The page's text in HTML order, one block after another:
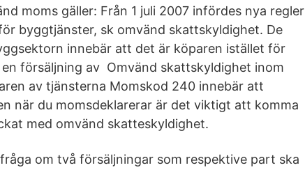
moms gäller: Från 1 juli 2007 infördes nya regler
byggtjänster, sk omvänd skattskyldighet. De
innebär att det är köparen istället för
försäljning av Omvänd skattskyldighet inom
av tjänsterna Momskod 240 innebär att
när du momsdeklarerar är det viktigt att komma
med omvänd skatteskyldighet.
om två försäljningar som respektive part ska